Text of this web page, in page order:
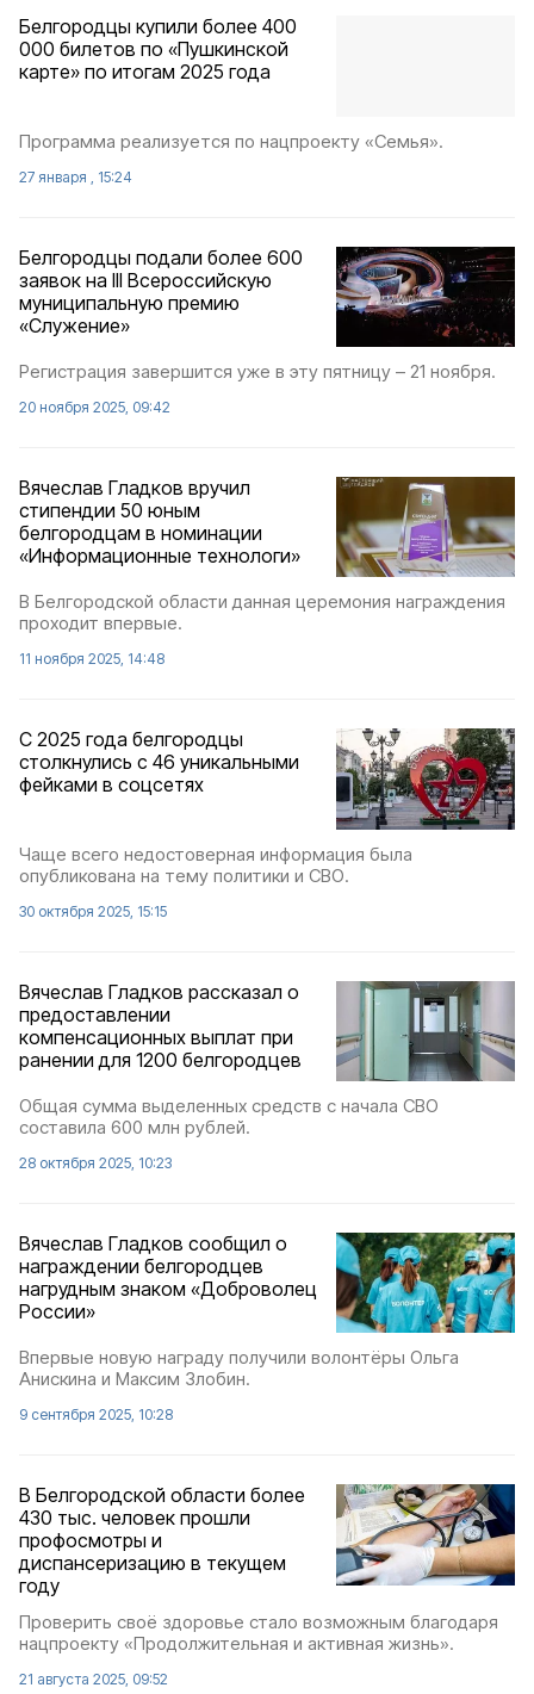
Белгородцы купили более 400
000 билетов по «Пушкинской
карте» по итогам 2025 года
Программа реализуется по нацпроекту «Семья».
27 января , 15:24
Белгородцы подали более 600
заявок на III Всероссийскую
муниципальную премию
«Служение»
Регистрация завершится уже в эту пятницу – 21 ноября.
20 ноября 2025, 09:42
Вячеслав Гладков вручил
стипендии 50 юным
белгородцам в номинации
«Информационные технологи»
В Белгородской области данная церемония награждения
проходит впервые.
11 ноября 2025, 14:48
С 2025 года белгородцы
столкнулись с 46 уникальными
фейками в соцсетях
Чаще всего недостоверная информация была
опубликована на тему политики и СВО.
30 октября 2025, 15:15
Вячеслав Гладков рассказал о
предоставлении
компенсационных выплат при
ранении для 1200 белгородцев
Общая сумма выделенных средств с начала СВО
составила 600 млн рублей.
28 октября 2025, 10:23
Вячеслав Гладков сообщил о
награждении белгородцев
нагрудным знаком «Доброволец
России»
Впервые новую награду получили волонтёры Ольга
Анискина и Максим Злобин.
9 сентября 2025, 10:28
В Белгородской области более
430 тыс. человек прошли
профосмотры и
диспансеризацию в текущем
году
Проверить своё здоровье стало возможным благодаря
нацпроекту «Продолжительная и активная жизнь».
21 августа 2025, 09:52